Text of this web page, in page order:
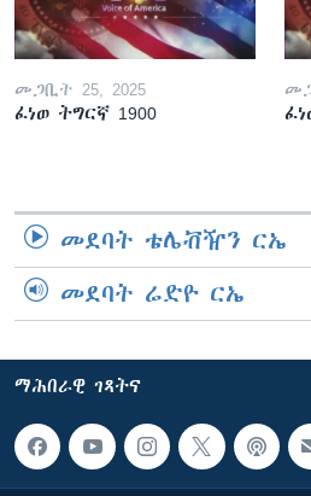
መጋቢት 25, 2025
ፈነወ ትግርኛ 1900
መደባት ቴሌቭዥን ርኤ
መደባት ሬድዮ ርኤ
ማሕበራዊ ገጻትና